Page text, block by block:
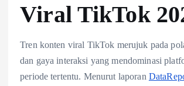
Viral TikTok
Tren konten viral TikTok merujuk pada
dan gaya interaksi yang mendominasi
periode tertentu. Menurut laporan